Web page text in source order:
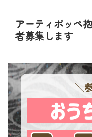
アーティポッペ
者募集します